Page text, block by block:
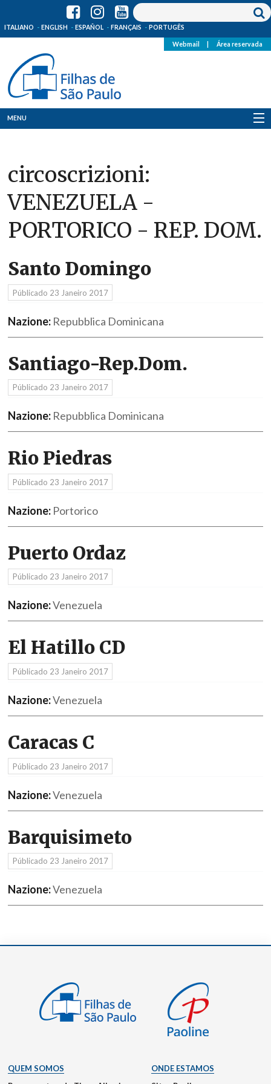
ITALIANO ENGLISH ESPAÑOL FRANÇAIS PORTUGÊS
Webmail Área reservada
MENU
Onde Estamos
Notícias
Recursos
Media
circoscrizioni:
VENEZUELA -
PORTORICO - REP. DOM.
Santo Domingo
Públicado 23 Janeiro 2017
Nazione: Repubblica Dominicana
Santiago-Rep.Dom.
Públicado 23 Janeiro 2017
Nazione: Repubblica Dominicana
Rio Piedras
Públicado 23 Janeiro 2017
Nazione: Portorico
Puerto Ordaz
Públicado 23 Janeiro 2017
Nazione:Venezuela
El Hatillo CD
Públicado 23 Janeiro 2017
Nazione:Venezuela
Caracas C
Públicado 23 Janeiro 2017
Nazione:Venezuela
Barquisimeto
Públicado 23 Janeiro 2017
Nazione:Venezuela
QUEM SOMOS
ONDE ESTAMOS